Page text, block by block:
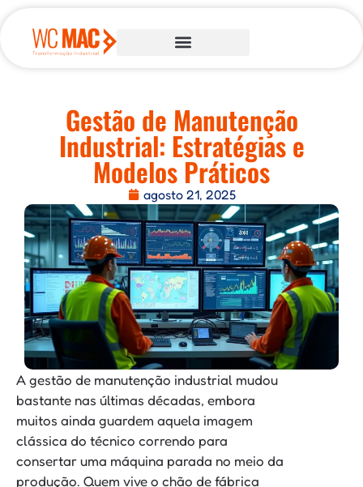
Gestão de Manutenção
Industrial: Estratégias e
Modelos Práticos
agosto 21, 2025
A gestão de manutenção industrial mudou
bastante nas últimas décadas, embora
muitos ainda guardem aquela imagem
clássica do técnico correndo para
consertar uma máquina parada no meio da
produção. Quem vive o chão de fábrica